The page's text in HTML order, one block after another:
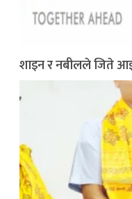
शाइन र नबीलले जिते